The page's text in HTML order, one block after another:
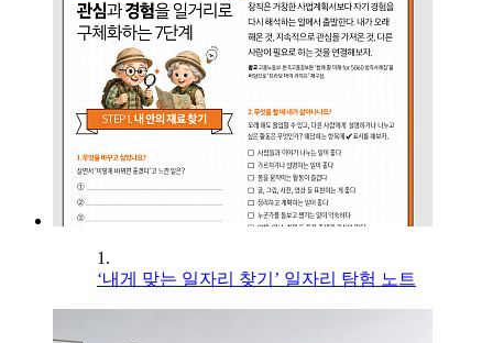
1.
‘내게 맞는 일자리 찾기’ 일자리 탐험 노트